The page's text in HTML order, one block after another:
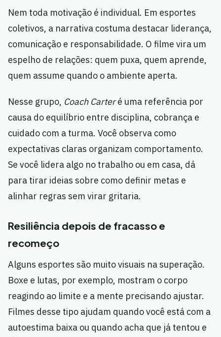
Nem toda motivação é individual. Em esportes
coletivos, a narrativa costuma destacar liderança,
comunicação e responsabilidade. O filme vira um
espelho de relações: quem puxa, quem aprende,
quem assume quando o ambiente aperta.
Nesse grupo, Coach Carteré uma referência por
causa do equilíbrio entre disciplina, cobrança e
cuidado com a turma. Você observa como
expectativas claras organizam comportamento.
Se você lidera algo no trabalho ou em casa, dá
para tirar ideias sobre como definir metas e
alinhar regras sem virar gritaria.
Resiliência depois de fracasso e
recomeço
Alguns esportes são muito visuais na superação.
Boxe e lutas, por exemplo, mostram o corpo
reagindo ao limite e a mente precisando ajustar.
Filmes desse tipo ajudam quando você está com a
autoestima baixa ou quando acha que já tentou e